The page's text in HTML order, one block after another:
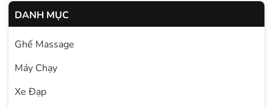
DANH MỤC
Ghế Massage
Máy Chạy
Xe Đạp